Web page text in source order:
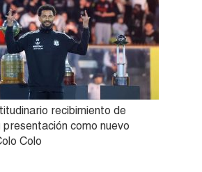
recibimiento de
presentación como nuevo
Colo